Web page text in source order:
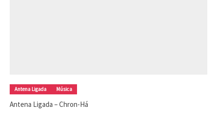
Antena Ligada Música
Antena Ligada – Chron-Há